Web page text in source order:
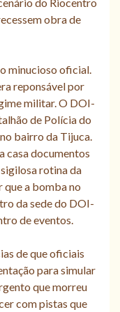
obra de
minucioso oficial.
reponsável por
militar. O DOI-
de Polícia do
bairro da Tijuca.
casa documentos
rotina da
que a bomba no
da sede do DOI-
de eventos.
de que oficiais
para simular
que morreu
com pistas que